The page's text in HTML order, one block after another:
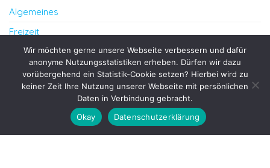
Algemeines
Freizeit
Leben
Lebensstil
Proudly powered byWordPress |Theme:Envo Blog
Wir möchten gerne unsere Webseite verbessern und dafür
anonyme Nutzungsstatistiken erheben. Dürfen wir dazu
vorübergehend ein Statistik-Cookie setzen? Hierbei wird zu
keiner Zeit Ihre Nutzung unserer Webseite mit persönlichen
Daten in Verbindung gebracht.
Okay
Datenschutzerklärung